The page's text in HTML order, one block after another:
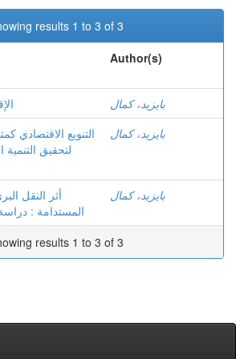
results 1 to 3 of 3
Author(s)
بايزيد، كمال
التنويع الاقتصادي
لتحقيق
بايزيد، كمال
أثر النقل
المستدامة :
بايزيد، كمال
results 1 to 3 of 3